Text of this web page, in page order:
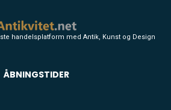
handelsplatform med Antik, Kunst og Design
ÅBNINGSTIDER